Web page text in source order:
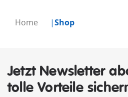
Home Shop
Jetzt Newsletter
tolle Vorteile